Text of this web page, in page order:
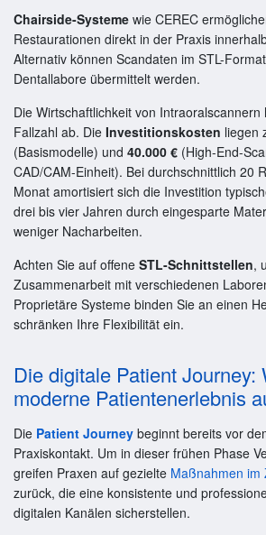
Chairside-Systeme wie CEREC
Restaurationen direkt in der Praxis
Alternativ können Scandaten im STL-
Dentallabore übermittelt werden.
Die Wirtschaftlichkeit von
Fallzahl ab. Die Investitionskosten liegen
(Basismodelle) und 40.000 € (High-End-
CAD/CAM-Einheit). Bei durchschnittlich 20
Monat amortisiert sich die Investition
drei bis vier Jahren durch eingesparte
weniger Nacharbeiten.
Achten Sie auf offene STL-Schnittstellen,
Zusammenarbeit mit verschiedenen
Proprietäre Systeme binden Sie an einen
schränken Ihre Flexibilität ein.
Die digitale Patient Journey:
moderne Patientenerlebnis
Die Patient Journey beginnt bereits vor
Praxiskontakt. Um in dieser frühen Phase
greifen Praxen auf gezielte Maßnahmen im
zurück, die eine konsistente und
digitalen Kanälen sicherstellen.